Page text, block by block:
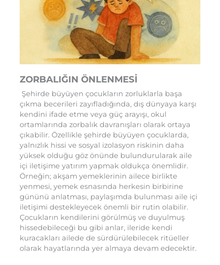
ZORBALIĞIN ÖNLENMESİ
Şehirde büyüyen çocukların zorluklarla başa
çıkma becerileri zayıfladığında, dış dünyaya karşı
kendini ifade etme veya güç arayışı, okul
ortamlarında zorbalık davranışları olarak ortaya
çıkabilir. Özellikle şehirde büyüyen çocuklarda,
yalnızlık hissi ve sosyal izolasyon riskinin daha
yüksek olduğu göz önünde bulundurularak aile
içi iletişime yatırım yapmak oldukça önemlidir.
Örneğin; akşam yemeklerinin ailece birlikte
yenmesi, yemek esnasında herkesin birbirine
gününü anlatması, paylaşımda bulunması aile içi
iletişimi destekleyecek önemli bir rutin olabilir.
Çocukların kendilerini görülmüş ve duyulmuş
hissedebileceği bu gibi anlar, ileride kendi
kuracakları ailede de sürdürülebilecek ritüeller
olarak hayatlarında yer almaya devam edecektir.